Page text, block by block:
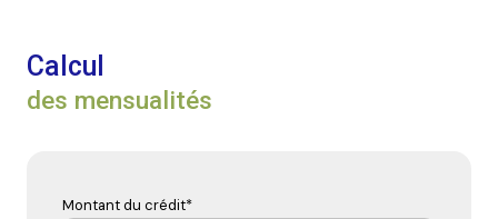
Calcul
des mensualités
Montant du crédit*